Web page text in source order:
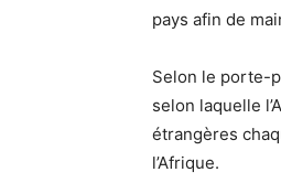
pays afin de
Selon le porte-
selon laquelle
étrangères
l’Afrique.